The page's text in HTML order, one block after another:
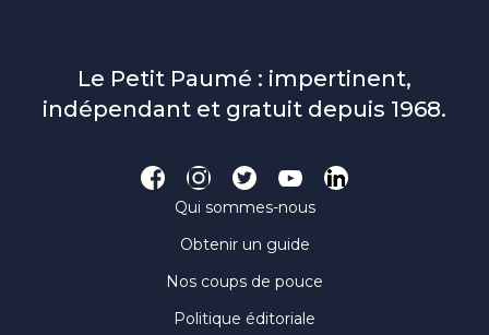
Le Petit Paumé : impertinent,
indépendant et gratuit depuis 1968.
Qui sommes-nous
Obtenir un guide
Nos coups de pouce
Politique éditoriale